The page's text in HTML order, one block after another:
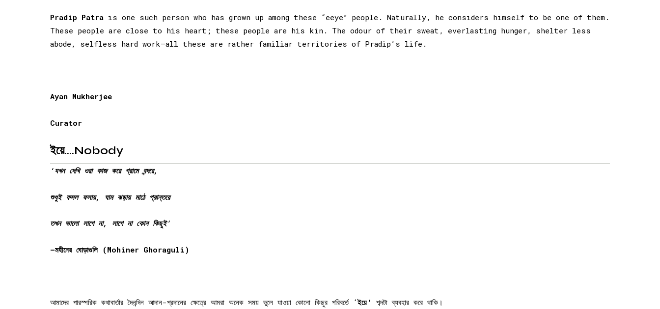
Pradip Patra is one such person who has grown up among these “eeye” people. Naturally, he considers himself to be one of them.
These people are close to his heart; these people are his kin. The odour of their sweat, everlasting hunger, shelter less
abode, selfless hard work—all these are rather familiar territories of Pradip’s life.
Ayan Mukherjee
Curator
ইয়ে….Nobody
‘যখন দেখি ওরা কাজ করে গ্রামে বন্দরে,
শুধুই ফসল ফলায়, ঘাম ঝড়ায় মাঠে প্রান্তরে
তখন ভালো লাগে না, লাগে না কোন কিছুই’
–মহীনের ঘোড়াগুলি (Mohiner Ghoraguli)
আমাদের পারস্পরিক কথাবার্তার দৈনন্দিন আদান-প্রদানের ক্ষেত্রে আমরা অনেক সময় ভুলে যাওয়া কোনো কিছুর পরিবর্তে ‘ইয়ে‘ শব্দটা ব্যবহার করে থাকি।